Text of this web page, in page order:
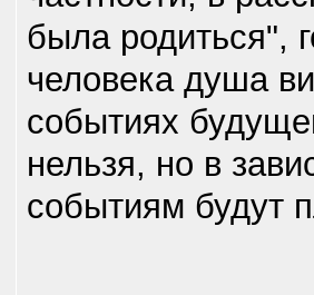
была родиться",
человека душа
событиях
нельзя, но в
событиям будут